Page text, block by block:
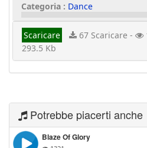
Categoria : Dance
Scaricare 67 Scaricare -
293.5 Kb
Potrebbe piacerti anche
Blaze Of Glory